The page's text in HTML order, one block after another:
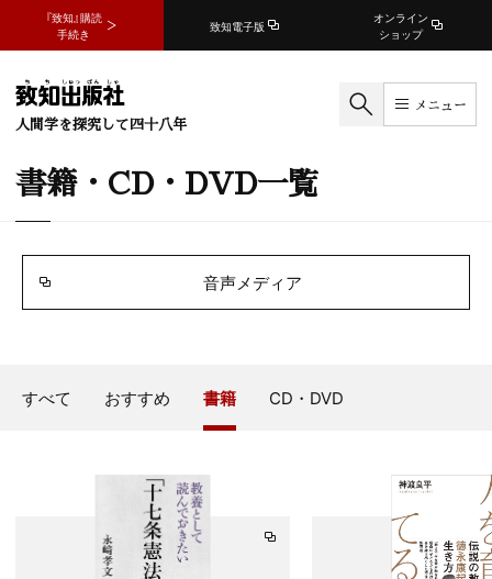
『致知』購読
手続き
致知電子版
オンライン
ショップ
人間学を探究して四十八年
メニュー
書籍・CD・DVD一覧
音声メディア
すべて おすすめ 書籍 CD・DVD